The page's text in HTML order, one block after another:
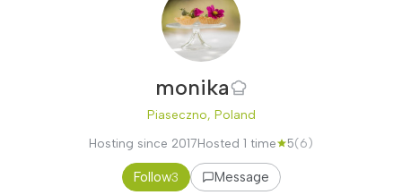
monika
Piaseczno, Poland
Hosting since 2017Hosted 1 time 5(6)
Follow3 Message